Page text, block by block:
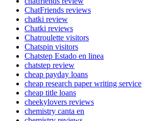
ChatFriends reviews
chatki review
Chatki reviews
Chatroulette visitors
Chatspin visitors
Chatstep Estado en linea
chatstep review
cheap payday loans
cheap research paper writing service
cheap title loans
cheekylovers reviews
chemistry canta en